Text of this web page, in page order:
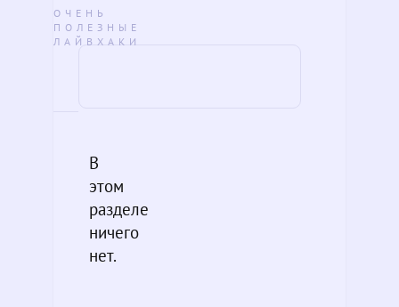
ОЧЕНЬ
ПОЛЕЗНЫЕ
ЛАЙВХАКИ
В
этом
разделе
ничего
нет.